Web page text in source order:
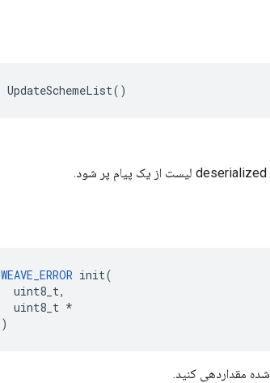
UpdateSchemeList()
WEAVE_ERROR init(
  uint8_t,
  uint8_t *
)